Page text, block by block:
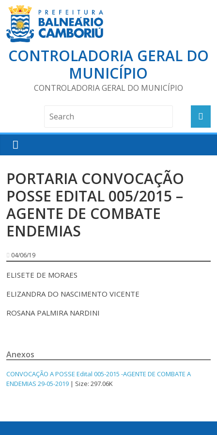
CONTROLADORIA GERAL DO
MUNICÍPIO
CONTROLADORIA GERAL DO MUNICÍPIO
PORTARIA CONVOCAÇÃO
POSSE EDITAL 005/2015 –
AGENTE DE COMBATE
ENDEMIAS
04/06/19
ELISETE DE MORAES
ELIZANDRA DO NASCIMENTO VICENTE
ROSANA PALMIRA NARDINI
Anexos
CONVOCAÇÃO A POSSE Edital 005-2015 -AGENTE DE COMBATE A
ENDEMIAS 29-05-2019 | Size: 297.06K